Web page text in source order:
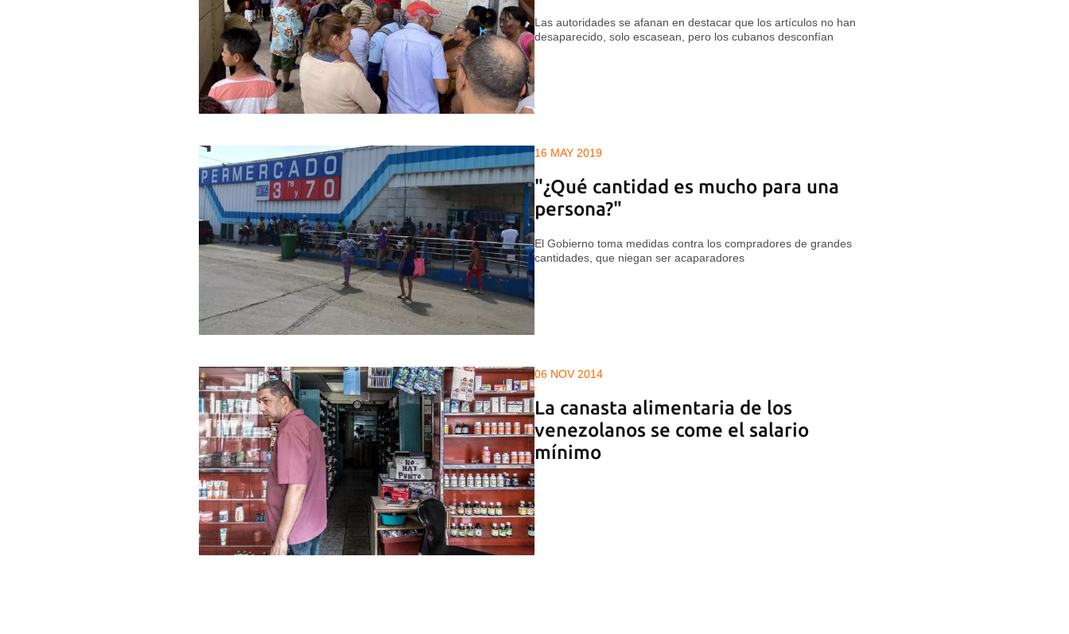
Las autoridades se afanan en destacar que los artículos no han
desaparecido, solo escasean, pero los cubanos desconfían
16 MAY 2019
"¿Qué cantidad es mucho para una
persona?"
El Gobierno toma medidas contra los compradores de grandes
cantidades, que niegan ser acaparadores
06 NOV 2014
La canasta alimentaria de los
venezolanos se come el salario
mínimo